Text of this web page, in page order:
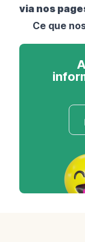
via nos
Ce que